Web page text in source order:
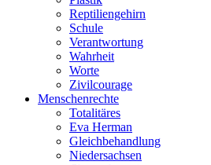
Reptiliengehirn
Schule
Verantwortung
Wahrheit
Worte
Zivilcourage
Menschenrechte
Totalitäres
Eva Herman
Gleichbehandlung
Niedersachsen